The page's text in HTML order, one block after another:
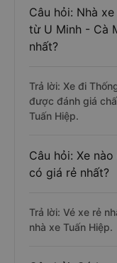
Câu hỏi: Nhà
từ U Minh - Cà
nhất?
Trả lời: Xe đi
được đánh giá
Tuấn Hiệp.
Câu hỏi: Xe
có giá rẻ nhất?
Trả lời: Vé xe rẻ
nhà xe Tuấn Hiệp.